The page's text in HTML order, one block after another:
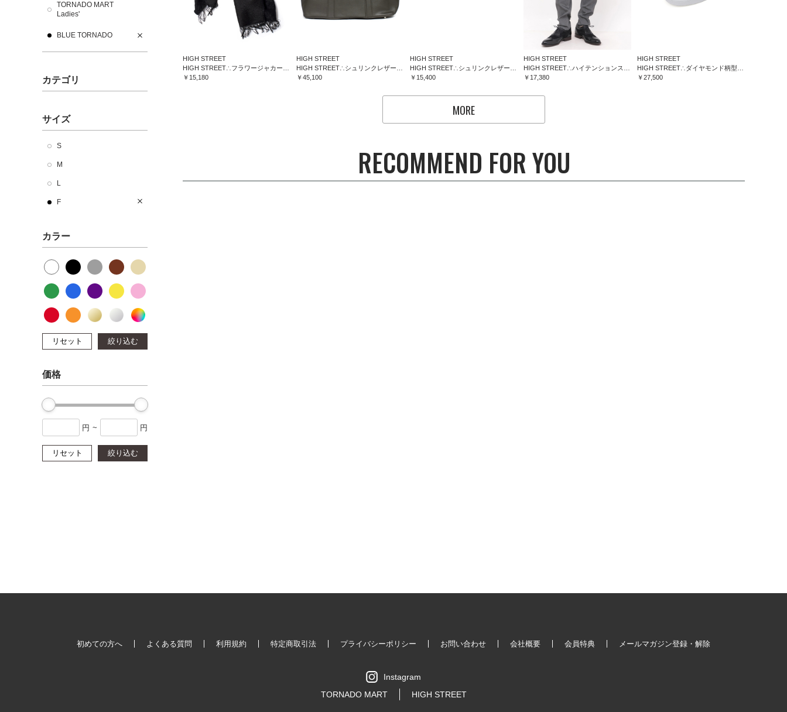
TORNADO MART
Ladies'
BLUE TORNADO
カテゴリ
サイズ
S
M
L
F
カラー
リセット 絞り込む
価格
円 ~ 円
リセット 絞り込む
HIGH STREET
￥15,180
HIGH STREET
￥45,100
HIGH STREET
￥15,400
HIGH STREET
￥17,380
HIGH STREET
￥27,500
MORE
RECOMMEND FOR YOU
初めての方へ よくある質問 利用規約 特定商取引法 プライバシーポリシー お問い合わせ 会社概要 会員特典 メールマガジン登録・解除
Instagram
TORNADO MART
HIGH STREET